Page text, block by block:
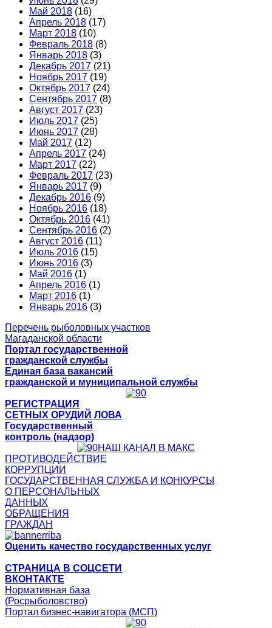
Май 2018 (16)
Апрель 2018 (17)
Март 2018 (10)
Февраль 2018 (8)
Январь 2018 (3)
Декабрь 2017 (21)
Ноябрь 2017 (19)
Октябрь 2017 (24)
Сентябрь 2017 (8)
Август 2017 (23)
Июль 2017 (25)
Июнь 2017 (28)
Май 2017 (12)
Апрель 2017 (24)
Март 2017 (22)
Февраль 2017 (23)
Январь 2017 (9)
Декабрь 2016 (9)
Ноябрь 2016 (18)
Октябрь 2016 (41)
Сентябрь 2016 (2)
Август 2016 (11)
Июль 2016 (15)
Июнь 2016 (3)
Май 2016 (1)
Апрель 2016 (1)
Март 2016 (1)
Январь 2016 (3)
Перечень рыболовных участков
Магаданской области
Портал государственной
гражданской службы
Единая база вакансий
гражданской и муниципальной службы
РЕГИСТРАЦИЯ
СЕТНЫХ ОРУДИЙ ЛОВА
Государственный
контроль (надзор)
НАШ КАНАЛ В МАКС
ПРОТИВОДЕЙСТВИЕ
КОРРУПЦИИ
ГОСУДАРСТВЕННАЯ СЛУЖБА И КОНКУРСЫ
О ПЕРСОНАЛЬНЫХ
ДАННЫХ
ОБРАЩЕНИЯ
ГРАЖДАН
Оценить качество государственных услуг
СТРАНИЦА В СОЦСЕТИ
ВКОНТАКТЕ
Нормативная база
(Росрыболовство)
Портал бизнес-навигатора (МСП)